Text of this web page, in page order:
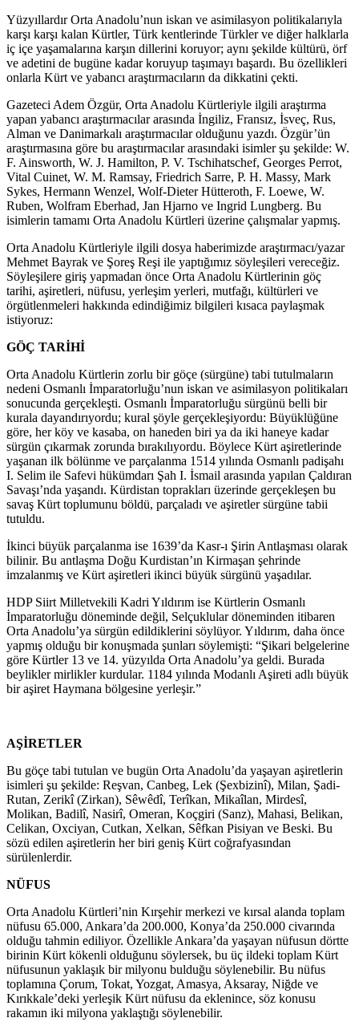
Yüzyıllardır Orta Anadolu’nun iskan ve asimilasyon politikalarıyla
karşı karşı kalan Kürtler, Türk kentlerinde Türkler ve diğer halklarla
iç içe yaşamalarına karşın dillerini koruyor; aynı şekilde kültürü, örf
ve adetini de bugüne kadar koruyup taşımayı başardı. Bu özellikleri
onlarla Kürt ve yabancı araştırmacıların da dikkatini çekti.
Gazeteci Adem Özgür, Orta Anadolu Kürtleriyle ilgili araştırma
yapan yabancı araştırmacılar arasında İngiliz, Fransız, İsveç, Rus,
Alman ve Danimarkalı araştırmacılar olduğunu yazdı. Özgür’ün
araştırmasına göre bu araştırmacılar arasındaki isimler şu şekilde: W.
F. Ainsworth, W. J. Hamilton, P. V. Tschihatschef, Georges Perrot,
Vital Cuinet, W. M. Ramsay, Friedrich Sarre, P. H. Massy, Mark
Sykes, Hermann Wenzel, Wolf-Dieter Hütteroth, F. Loewe, W.
Ruben, Wolfram Eberhad, Jan Hjarno ve Ingrid Lungberg. Bu
isimlerin tamamı Orta Anadolu Kürtleri üzerine çalışmalar yapmış.
Orta Anadolu Kürtleriyle ilgili dosya haberimizde araştırmacı/yazar
Mehmet Bayrak ve Şoreş Reşi ile yaptığımız söyleşileri vereceğiz.
Söyleşilere giriş yapmadan önce Orta Anadolu Kürtlerinin göç
tarihi, aşiretleri, nüfusu, yerleşim yerleri, mutfağı, kültürleri ve
örgütlenmeleri hakkında edindiğimiz bilgileri kısaca paylaşmak
istiyoruz:
GÖÇ TARİHİ
Orta Anadolu Kürtlerin zorlu bir göçe (sürgüne) tabi tutulmaların
nedeni Osmanlı İmparatorluğu’nun iskan ve asimilasyon politikaları
sonucunda gerçekleşti. Osmanlı İmparatorluğu sürgünü belli bir
kurala dayandırıyordu; kural şöyle gerçekleşiyordu: Büyüklüğüne
göre, her köy ve kasaba, on haneden biri ya da iki haneye kadar
sürgün çıkarmak zorunda bırakılıyordu. Böylece Kürt aşiretlerinde
yaşanan ilk bölünme ve parçalanma 1514 yılında Osmanlı padişahı
I. Selim ile Safevi hükümdarı Şah I. İsmail arasında yapılan Çaldıran
Savaşı’nda yaşandı. Kürdistan toprakları üzerinde gerçekleşen bu
savaş Kürt toplumunu böldü, parçaladı ve aşiretler sürgüne tabii
tutuldu.
İkinci büyük parçalanma ise 1639’da Kasr-ı Şirin Antlaşması olarak
bilinir. Bu antlaşma Doğu Kurdistan’ın Kirmaşan şehrinde
imzalanmış ve Kürt aşiretleri ikinci büyük sürgünü yaşadılar.
HDP Siirt Milletvekili Kadri Yıldırım ise Kürtlerin Osmanlı
İmparatorluğu döneminde değil, Selçuklular döneminden itibaren
Orta Anadolu’ya sürgün edildiklerini söylüyor. Yıldırım, daha önce
yapmış olduğu bir konuşmada şunları söylemişti: “Şikari belgelerine
göre Kürtler 13 ve 14. yüzyılda Orta Anadolu’ya geldi. Burada
beylikler mirlikler kurdular. 1184 yılında Modanlı Aşireti adlı büyük
bir aşiret Haymana bölgesine yerleşir.”
AŞİRETLER
Bu göçe tabi tutulan ve bugün Orta Anadolu’da yaşayan aşiretlerin
isimleri şu şekilde: Reşvan, Canbeg, Lek (Şexbizinî), Milan, Şadi-
Rutan, Zerikî (Zirkan), Sêwêdî, Terîkan, Mikaîlan, Mirdesî,
Molikan, Badilî, Nasirî, Omeran, Koçgiri (Sanz), Mahasi, Belikan,
Celikan, Oxciyan, Cutkan, Xelkan, Sêfkan Pisiyan ve Beski. Bu
sözü edilen aşiretlerin her biri geniş Kürt coğrafyasından
sürülenlerdir.
NÜFUS
Orta Anadolu Kürtleri’nin Kırşehir merkezi ve kırsal alanda toplam
nüfusu 65.000, Ankara’da 200.000, Konya’da 250.000 civarında
olduğu tahmin ediliyor. Özellikle Ankara’da yaşayan nüfusun dörtte
birinin Kürt kökenli olduğunu söylersek, bu üç ildeki toplam Kürt
nüfusunun yaklaşık bir milyonu bulduğu söylenebilir. Bu nüfus
toplamına Çorum, Tokat, Yozgat, Amasya, Aksaray, Niğde ve
Kırıkkale’deki yerleşik Kürt nüfusu da eklenince, söz konusu
rakamın iki milyona yaklaştığı söylenebilir.